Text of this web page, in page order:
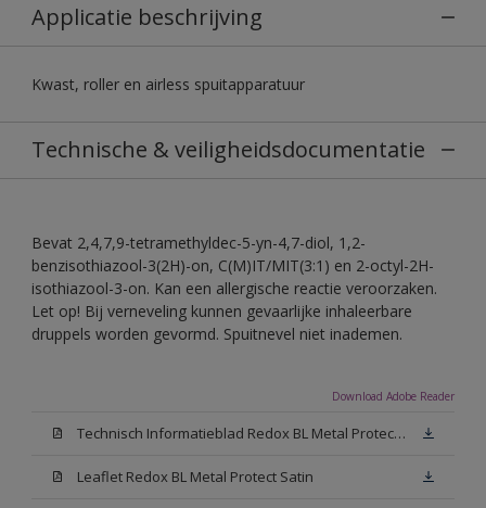
Applicatie beschrijving
Kwast, roller en airless spuitapparatuur
Technische & veiligheidsdocumentatie
Bevat 2,4,7,9-tetramethyldec-5-yn-4,7-diol, 1,2-
benzisothiazool-3(2H)-on, C(M)IT/MIT(3:1) en 2-octyl-2H-
isothiazool-3-on. Kan een allergische reactie veroorzaken.
Let op! Bij verneveling kunnen gevaarlijke inhaleerbare
druppels worden gevormd. Spuitnevel niet inademen.
Download Adobe Reader
Technisch Informatieblad Redox BL Metal Protect (PDF)
Leaflet Redox BL Metal Protect Satin